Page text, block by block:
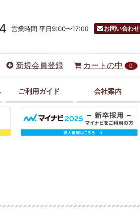
営業時間 平日9:00〜17:00 お問い合わせ
新規会員登録 カートの中 0
ご利用ガイド 会社案内